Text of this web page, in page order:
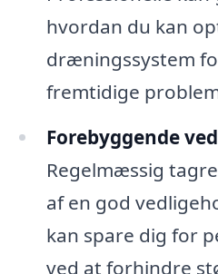
hvordan du kan
dræningssystem
fremtidige
Forebyggende
Regelmæssig
af en god
kan spare dig for
ved at forhindre